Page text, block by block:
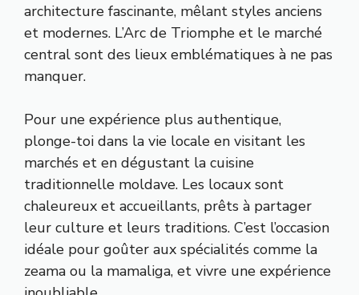
architecture fascinante, mêlant styles anciens
et modernes. L’Arc de Triomphe et le marché
central sont des lieux emblématiques à ne pas
manquer.
Pour une expérience plus authentique,
plonge-toi dans la vie locale en visitant les
marchés et en dégustant la cuisine
traditionnelle moldave. Les locaux sont
chaleureux et accueillants, prêts à partager
leur culture et leurs traditions. C’est l’occasion
idéale pour goûter aux spécialités comme la
zeama ou la mamaliga, et vivre une expérience